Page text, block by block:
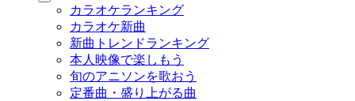
カラオケランキング
カラオケ新曲
新曲トレンドランキング
本人映像で楽しもう
旬のアニソンを歌おう
定番曲・盛り上がる曲